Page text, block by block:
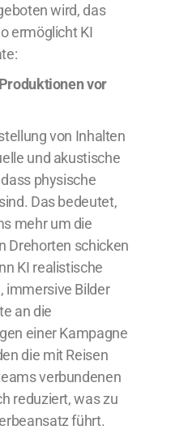
wird, das
ermöglicht KI
vor
von Inhalten
und akustische
physische
Das bedeutet,
mehr um die
Drehorten schicken
KI realistische
immersive Bilder
an die
einer Kampagne
die mit Reisen
verbundenen
reduziert, was zu
führt.